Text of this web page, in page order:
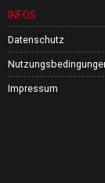
INFOS
Datenschutz
Impressum